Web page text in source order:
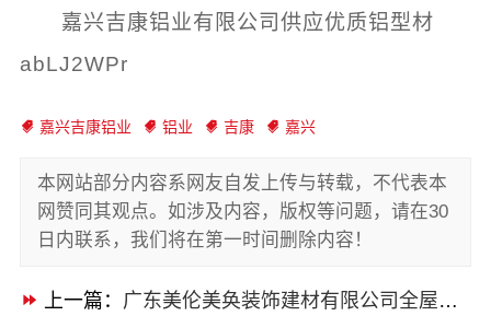
嘉兴吉康铝业有限公司供应优质铝型材
abLJ2WPr
嘉兴吉康铝业 铝业 吉康 嘉兴
本网站部分内容系网友自发上传与转载，不代表本
网赞同其观点。如涉及内容，版权等问题，请在30
日内联系，我们将在第一时间删除内容！
上一篇： 广东美伦美奂装饰建材有限公司全屋定制新选择